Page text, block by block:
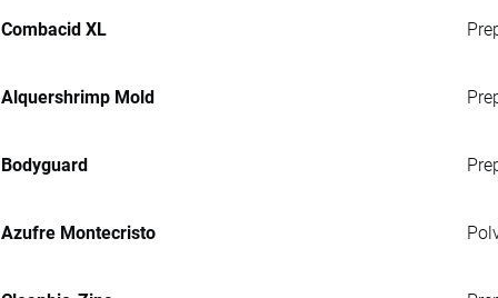
Combacid XL
Alquershrimp Mold
Bodyguard
Azufre Montecristo